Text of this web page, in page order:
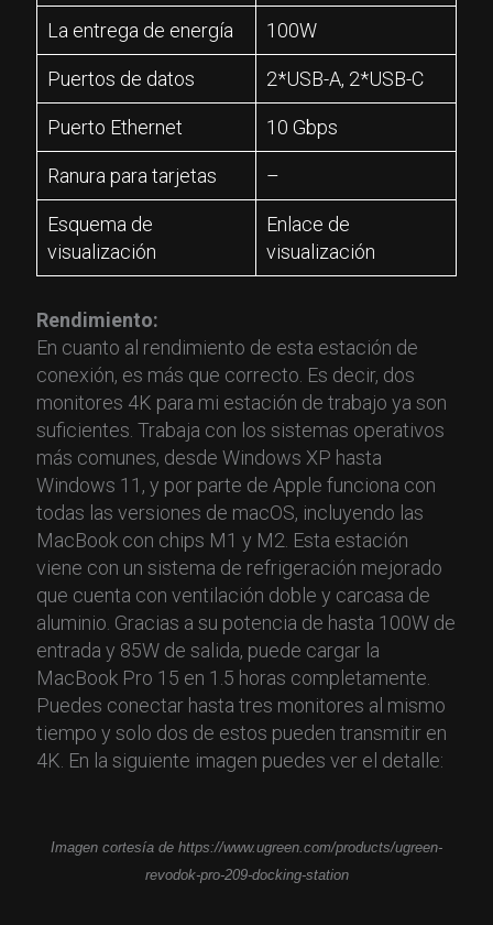
La entrega de energía 100W
Puertos de datos 2*USB-A, 2*USB-C
Puerto Ethernet 10 Gbps
Ranura para tarjetas –
Esquema de
visualización
Enlace de
visualización
Rendimiento:
En cuanto al rendimiento de esta estación de
conexión, es más que correcto. Es decir, dos
monitores 4K para mi estación de trabajo ya son
suficientes. Trabaja con los sistemas operativos
más comunes, desde Windows XP hasta
Windows 11, y por parte de Apple funciona con
todas las versiones de macOS, incluyendo las
MacBook con chips M1 y M2. Esta estación
viene con un sistema de refrigeración mejorado
que cuenta con ventilación doble y carcasa de
aluminio. Gracias a su potencia de hasta 100W de
entrada y 85W de salida, puede cargar la
MacBook Pro 15 en 1.5 horas completamente.
Puedes conectar hasta tres monitores al mismo
tiempo y solo dos de estos pueden transmitir en
4K. En la siguiente imagen puedes ver el detalle:
Imagen cortesía de https://www.ugreen.com/products/ugreen-
revodok-pro-209-docking-station